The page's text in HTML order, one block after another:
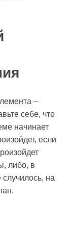
–
себе, что
начинает
если
либо, в
на